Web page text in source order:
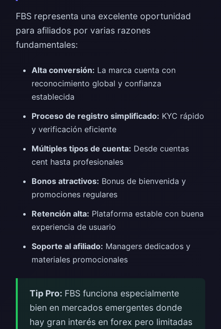
FBS representa una excelente oportunidad
para afiliados por varias razones
fundamentales:
Alta conversión: La marca cuenta con
reconocimiento global y confianza
establecida
Proceso de registro simplificado: KYC rápido
y verificación eficiente
Múltiples tipos de cuenta: Desde cuentas
cent hasta profesionales
Bonos atractivos: Bonus de bienvenida y
promociones regulares
Retención alta: Plataforma estable con buena
experiencia de usuario
Soporte al afiliado: Managers dedicados y
materiales promocionales
Tip Pro: FBS funciona especialmente
bien en mercados emergentes donde
hay gran interés en forex pero limitadas